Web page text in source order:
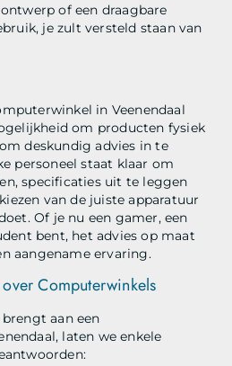
of een draagbare
je zult versteld staan van
in Veenendaal
om producten fysiek
deskundig advies in te
personeel staat klaar om
specificaties uit te leggen
van de juiste apparatuur
Of je nu een gamer, een
bent, het advies op maat
aangename ervaring.
Computerwinkels
aan een
laten we enkele